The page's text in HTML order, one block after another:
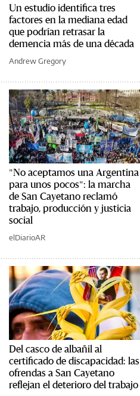
Un estudio identifica tres
factores en la mediana edad
que podrían retrasar la
demencia más de una década
Andrew Gregory
"No aceptamos una Argentina
para unos pocos": la marcha
de San Cayetano reclamó
trabajo, producción y justicia
social
elDiarioAR
Del casco de albañil al
certificado de discapacidad: las
ofrendas a San Cayetano
reflejan el deterioro del trabajo